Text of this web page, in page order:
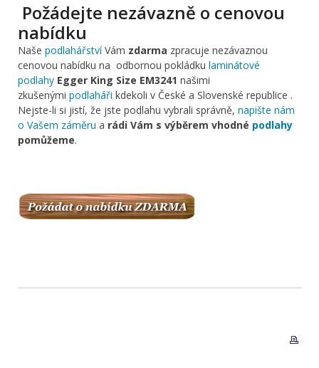
Požádejte nezávazně o cenovou
nabídku
Naše podlahářstvíVám zdarma zpracuje nezávaznou
cenovou nabídku na odbornou pokládku laminátové
podlahy Egger King Size EM3241 našimi
zkušenými podlaháři kdekoli v České a Slovenské republice .
Nejste-li si jistí, že jste podlahu vybrali správně, napište nám
o Vašem záměru a rádi Vám s výběrem vhodné podlahy
pomůžeme.